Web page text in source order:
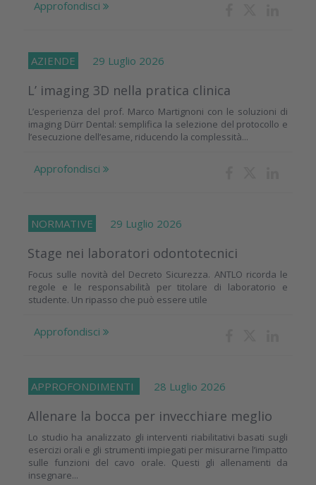
Approfondisci
AZIENDE 29 Luglio 2026
L’ imaging 3D nella pratica clinica
L’esperienza del prof. Marco Martignoni con le soluzioni di
imaging Dürr Dental: semplifica la selezione del protocollo e
l’esecuzione dell’esame, riducendo la complessità...
Approfondisci
NORMATIVE 29 Luglio 2026
Stage nei laboratori odontotecnici
Focus sulle novità del Decreto Sicurezza. ANTLO ricorda le
regole e le responsabilità per titolare di laboratorio e
studente. Un ripasso che può essere utile
Approfondisci
APPROFONDIMENTI 28 Luglio 2026
Allenare la bocca per invecchiare meglio
Lo studio ha analizzato gli interventi riabilitativi basati sugli
esercizi orali e gli strumenti impiegati per misurarne l’impatto
sulle funzioni del cavo orale. Questi gli allenamenti da
insegnare...